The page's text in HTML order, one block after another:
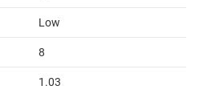
Low
8
1.03